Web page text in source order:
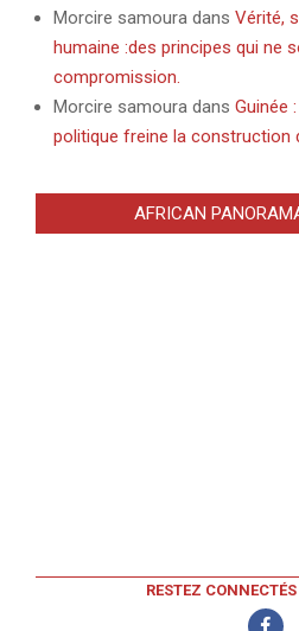
Morcire samoura dans Vérité,
humaine :des principes qui ne
compromission.
Morcire samoura dans Guinée
politique freine la construction
AFRICAN
RESTEZ